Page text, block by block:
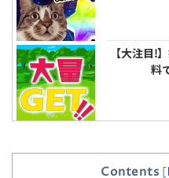
【大注目!
料
Contents [